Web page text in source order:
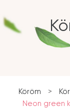
Köröm >
Neon green